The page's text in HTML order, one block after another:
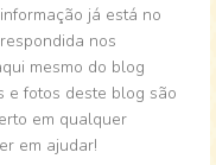
já está no
nos
mesmo do blog
e fotos deste blog são
em qualquer
em ajudar!